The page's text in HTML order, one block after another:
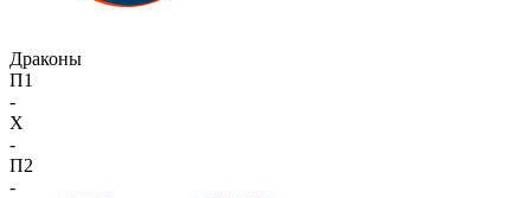
Драконы
П1
-
X
-
П2
-